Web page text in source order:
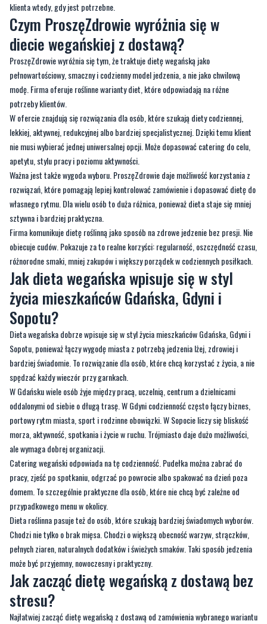
klienta wtedy, gdy jest potrzebne.
Czym ProszęZdrowie wyróżnia się w
diecie wegańskiej z dostawą?
ProszęZdrowie wyróżnia się tym, że traktuje dietę wegańską jako
pełnowartościowy, smaczny i codzienny model jedzenia, a nie jako chwilową
modę. Firma oferuje roślinne warianty diet, które odpowiadają na różne
potrzeby klientów.
W ofercie znajdują się rozwiązania dla osób, które szukają diety codziennej,
lekkiej, aktywnej, redukcyjnej albo bardziej specjalistycznej. Dzięki temu klient
nie musi wybierać jednej uniwersalnej opcji. Może dopasować catering do celu,
apetytu, stylu pracy i poziomu aktywności.
Ważna jest także wygoda wyboru. ProszęZdrowie daje możliwość korzystania z
rozwiązań, które pomagają lepiej kontrolować zamówienie i dopasować dietę do
własnego rytmu. Dla wielu osób to duża różnica, ponieważ dieta staje się mniej
sztywna i bardziej praktyczna.
Firma komunikuje dietę roślinną jako sposób na zdrowe jedzenie bez presji. Nie
obiecuje cudów. Pokazuje za to realne korzyści: regularność, oszczędność czasu,
różnorodne smaki, mniej zakupów i większy porządek w codziennych posiłkach.
Jak dieta wegańska wpisuje się w styl
życia mieszkańców Gdańska, Gdyni i
Sopotu?
Dieta wegańska dobrze wpisuje się w styl życia mieszkańców Gdańska, Gdyni i
Sopotu, ponieważ łączy wygodę miasta z potrzebą jedzenia lżej, zdrowiej i
bardziej świadomie. To rozwiązanie dla osób, które chcą korzystać z życia, a nie
spędzać każdy wieczór przy garnkach.
W Gdańsku wiele osób żyje między pracą, uczelnią, centrum a dzielnicami
oddalonymi od siebie o długą trasę. W Gdyni codzienność często łączy biznes,
portowy rytm miasta, sport i rodzinne obowiązki. W Sopocie liczy się bliskość
morza, aktywność, spotkania i życie w ruchu. Trójmiasto daje dużo możliwości,
ale wymaga dobrej organizacji.
Catering wegański odpowiada na tę codzienność. Pudełka można zabrać do
pracy, zjeść po spotkaniu, odgrzać po powrocie albo spakować na dzień poza
domem. To szczególnie praktyczne dla osób, które nie chcą być zależne od
przypadkowego menu w okolicy.
Dieta roślinna pasuje też do osób, które szukają bardziej świadomych wyborów.
Chodzi nie tylko o brak mięsa. Chodzi o większą obecność warzyw, strączków,
pełnych ziaren, naturalnych dodatków i świeżych smaków. Taki sposób jedzenia
może być przyjemny, nowoczesny i praktyczny.
Jak zacząć dietę wegańską z dostawą bez
stresu?
Najłatwiej zacząć dietę wegańską z dostawą od zamówienia wybranego wariantu